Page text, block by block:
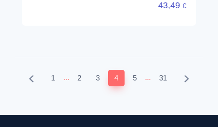
43,49 €
1 ... 2 3 4 5 ... 31